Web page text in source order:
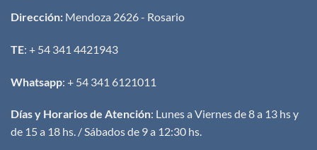
Dirección: Mendoza 2626 - Rosario
TE: + 54 341 4421943
Whatsapp: + 54 341 6121011
Días y Horarios de Atención: Lunes a Viernes de 8 a 13 hs y
de 15 a 18 hs. / Sábados de 9 a 12:30 hs.